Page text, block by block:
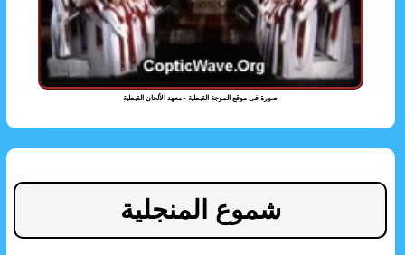
صورة فى موقع الموجة القبطية - معهد الألحان القبطية
شموع المنجلية